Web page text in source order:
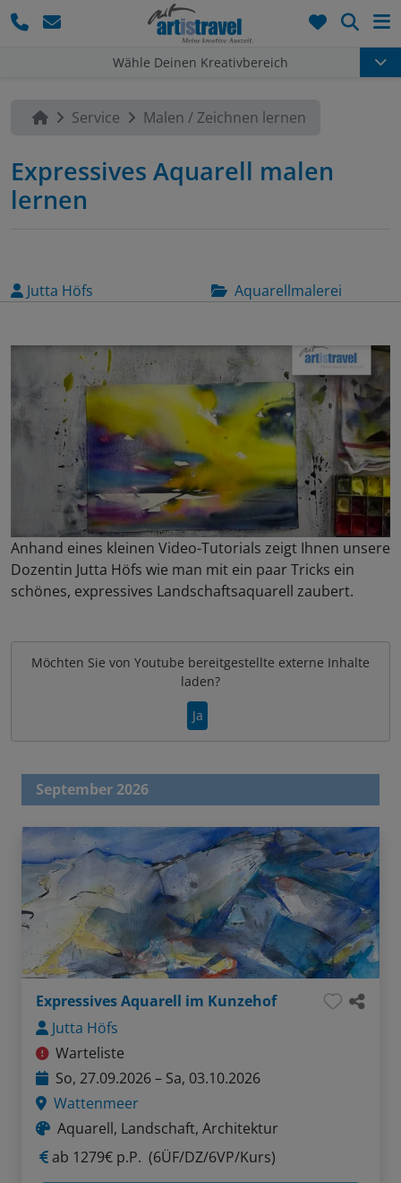
Wähle Deinen Kreativbereich
Service Malen / Zeichnen lernen
Expressives Aquarell malen
lernen
Jutta Höfs Aquarellmalerei
Anhand eines kleinen Video-Tutorials zeigt Ihnen unsere
Dozentin Jutta Höfs wie man mit ein paar Tricks ein
schönes, expressives Landschaftsaquarell zaubert.
Möchten Sie von Youtube bereitgestellte externe Inhalte
laden?
Ja
September 2026
Expressives Aquarell im Kunzehof
Jutta Höfs
Warteliste
So, 27.09.2026 – Sa, 03.10.2026
Wattenmeer
Aquarell, Landschaft, Architektur
ab 1279€ p.P. (6ÜF/DZ/6VP/Kurs)